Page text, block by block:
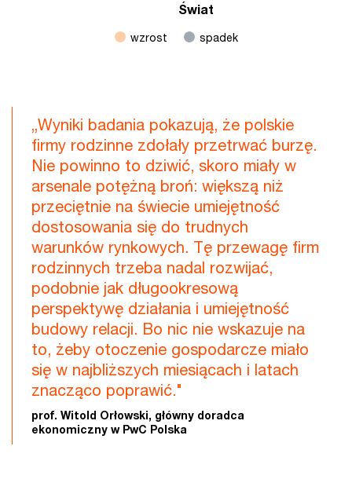
Świat
wzrost spadek
„Wyniki badania pokazują, że polskie
firmy rodzinne zdołały przetrwać burzę.
Nie powinno to dziwić, skoro miały w
arsenale potężną broń: większą niż
przeciętnie na świecie umiejętność
dostosowania się do trudnych
warunków rynkowych. Tę przewagę firm
rodzinnych trzeba nadal rozwijać,
podobnie jak długookresową
perspektywę działania i umiejętność
budowy relacji. Bo nic nie wskazuje na
to, żeby otoczenie gospodarcze miało
się w najbliższych miesiącach i latach
znacząco poprawić."
prof. Witold Orłowski, główny doradca
ekonomiczny w PwC Polska